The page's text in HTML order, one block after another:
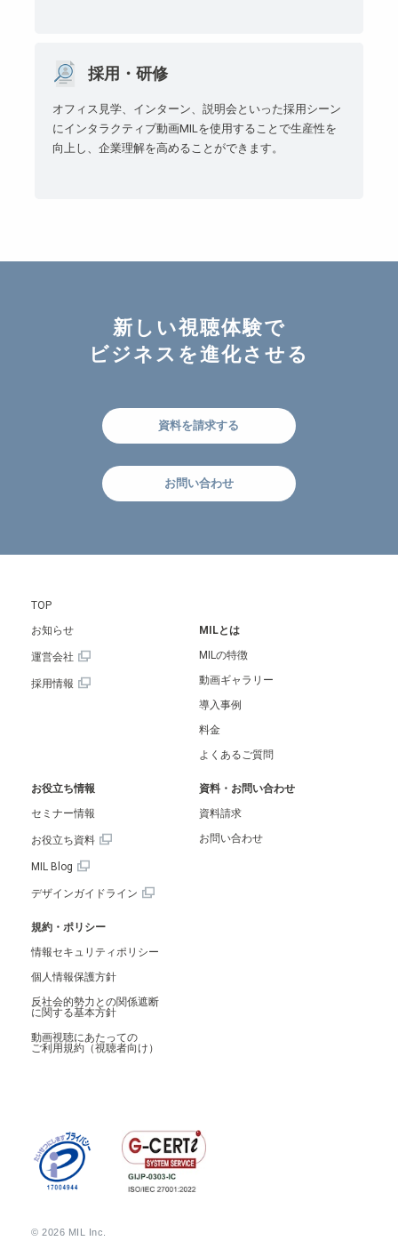
採用・研修
オフィス見学、インターン、説明会といった採用シーン
にインタラクティブ動画MILを使用することで生産性を
向上し、企業理解を高めることができます。
新しい視聴体験で
ビジネスを進化させる
資料を請求する
お問い合わせ
TOP
お知らせ
運営会社
採用情報
MILとは
MILの特徴
動画ギャラリー
導入事例
料金
よくあるご質問
お役立ち情報
セミナー情報
お役立ち資料
MIL Blog
デザインガイドライン
資料・お問い合わせ
資料請求
お問い合わせ
規約・ポリシー
情報セキュリティポリシー
個人情報保護方針
反社会的勢力との関係遮断
に関する基本方針
動画視聴にあたっての
ご利用規約（視聴者向け）
© 2026 MIL Inc.